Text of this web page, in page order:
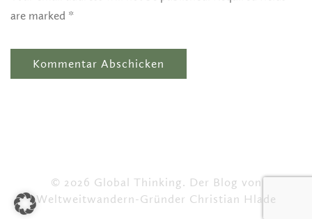
are marked *
© 2026 Global Thinking. Der Blog von
Weltweitwandern-Gründer Christian Hlade